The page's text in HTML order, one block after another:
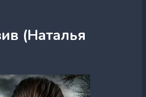
(Наталья